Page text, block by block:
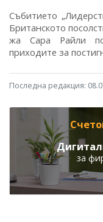
Събитието
Британското
жа Сара Райли
приходите за
Последна редакция:
за